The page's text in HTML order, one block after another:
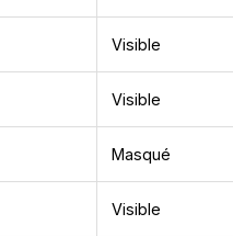
Visible
Visible
Masqué
Visible